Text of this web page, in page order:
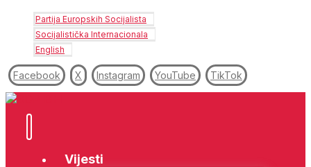
Partija Europskih Socijalista
Socijalistička Internacionala
English
Facebook X Instagram YouTube TikTok
Vijesti